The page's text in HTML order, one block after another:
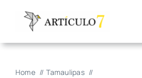
Home
Tamaulipas